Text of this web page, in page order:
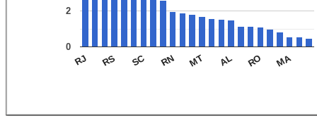
RJ RS SC RN MT AL RO MA
0
2